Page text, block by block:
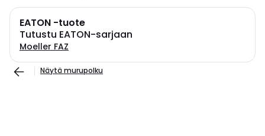
EATON -tuote
Tutustu EATON-sarjaan
Moeller FAZ
Näytä murupolku